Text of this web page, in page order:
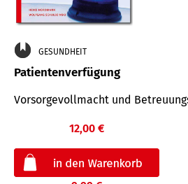
GESUNDHEIT
Patientenverfügung
Vorsorgevollmacht und
12,00 €